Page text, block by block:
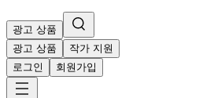
광고 상품
광고 상품
작가 지원
로그인
회원가입